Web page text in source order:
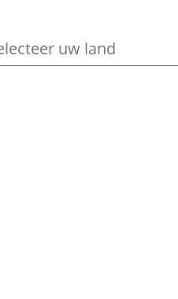
geografische